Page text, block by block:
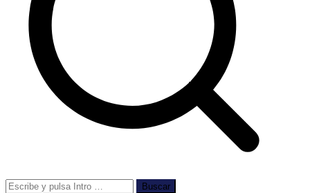
Buscar: